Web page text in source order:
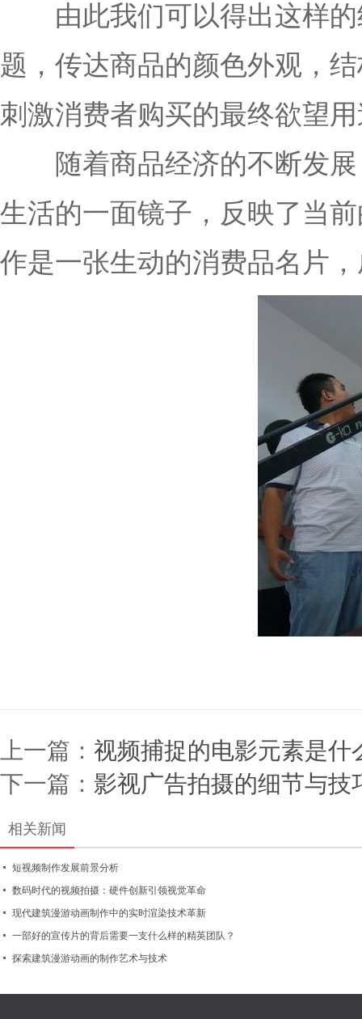
由此我们可以得出这样的
题，传达商品的颜色外观，
刺激消费者购买的最终欲望
随着商品经济的不断发展
生活的一面镜子，反映了当
作是一张生动的消费品名片
上一篇： 视频捕捉的电影元素是什
下一篇： 影视广告拍摄的细节与技
相关新闻
短视频制作发展前景分析
数码时代的视频拍摄：硬件创新引领视觉革命
现代建筑漫游动画制作中的实时渲染技术革新
一部好的宣传片的背后需要一支什么样的精英团队？
探索建筑漫游动画的制作艺术与技术